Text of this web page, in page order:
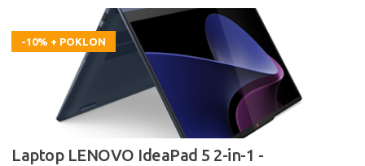
-10% + POKLON
Laptop LENOVO IdeaPad 5 2-in-1 -